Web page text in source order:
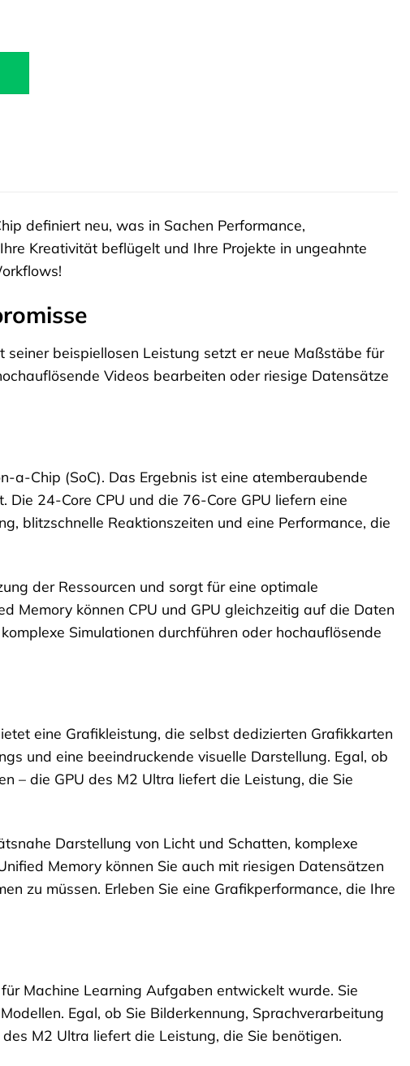
definiert neu, was in Sachen Performance,
Kreativität beflügelt und Ihre Projekte in ungeahnte
beispiellosen Leistung setzt er neue Maßstäbe für
Videos bearbeiten oder riesige Datensätze
a-Chip (SoC). Das Ergebnis ist eine atemberaubende
24-Core CPU und die 76-Core GPU liefern eine
blitzschnelle Reaktionszeiten und eine Performance, die
der Ressourcen und sorgt für eine optimale
Memory können CPU und GPU gleichzeitig auf die Daten
Simulationen durchführen oder hochauflösende
eine Grafikleistung, die selbst dedizierten Grafikkarten
und eine beeindruckende visuelle Darstellung. Egal, ob
– die GPU des M2 Ultra liefert die Leistung, die Sie
Darstellung von Licht und Schatten, komplexe
Memory können Sie auch mit riesigen Datensätzen
zu müssen. Erleben Sie eine Grafikperformance, die Ihre
Machine Learning Aufgaben entwickelt wurde. Sie
Egal, ob Sie Bilderkennung, Sprachverarbeitung
M2 Ultra liefert die Leistung, die Sie benötigen.